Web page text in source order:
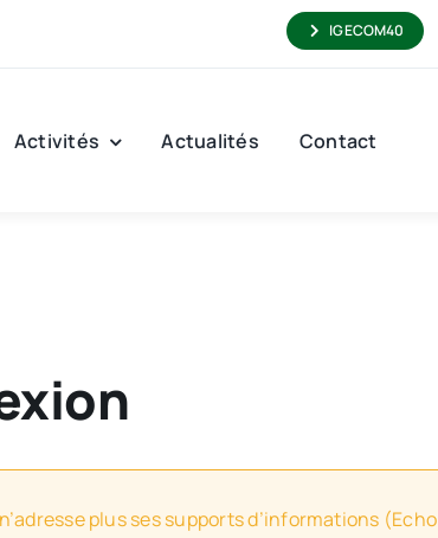
IGECOM40
Activités Actualités Contact
plus ses supports d’informations (Echo